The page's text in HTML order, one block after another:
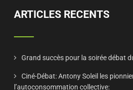
ARTICLES RECENTS
Grand succès pour la soirée débat
Ciné-Débat: Antony Soleil les
l’autoconsommation collective: